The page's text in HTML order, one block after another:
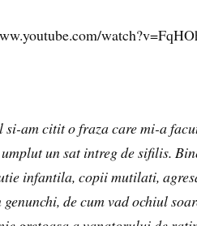
si-am citit o fraza care mi-a
un sat intreg de sifilis.
infantila, copii mutilati,
de cum vad ochiul